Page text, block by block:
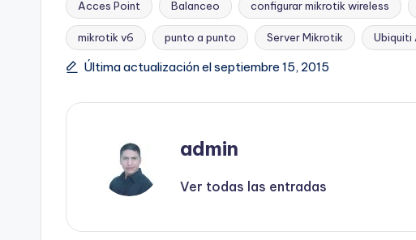
Etiquetas:
Acces Point Balanceo configurar mikrotik wireless
mikrotik v6 punto a punto Server Mikrotik Ubiquiti
Última actualización el septiembre 15, 2015
admin
Ver todas las entradas